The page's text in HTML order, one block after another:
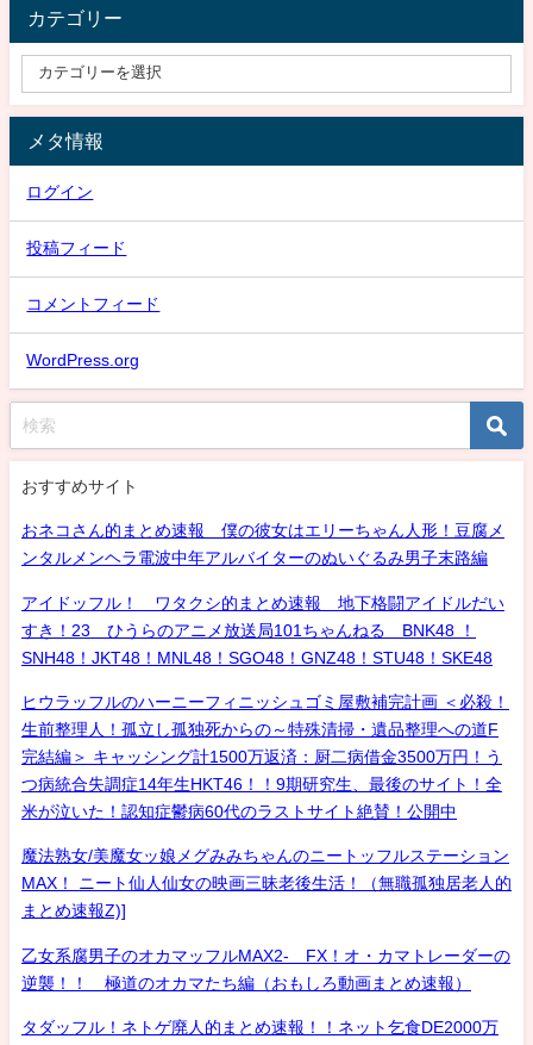
カテゴリー
メタ情報
ログイン
投稿フィード
コメントフィード
WordPress.org
おすすめサイト
おネコさん的まとめ速報 僕の彼女はエリーちゃん人形！豆腐メ
ンタルメンヘラ電波中年アルバイターのぬいぐるみ男子末路編
アイドッフル！ ワタクシ的まとめ速報 地下格闘アイドルだい
すき！23 ひうらのアニメ放送局101ちゃんねる BNK48 ！
SNH48！JKT48！MNL48！SGO48！GNZ48！STU48！SKE48
ヒウラッフルのハーニーフィニッシュゴミ屋敷補完計画 ＜必殺！
生前整理人！孤立し孤独死からの～特殊清掃・遺品整理への道F
完結編＞ キャッシング計1500万返済：厨二病借金3500万円！う
つ病統合失調症14年生HKT46！！9期研究生、最後のサイト！全
米が泣いた！認知症鬱病60代のラストサイト絶賛！公開中
魔法熟女/美魔女ッ娘メグみみちゃんのニートッフルステーション
MAX！ ニート仙人仙女の映画三昧老後生活！（無職孤独居老人的
まとめ速報Z)]
乙女系腐男子のオカマッフルMAX2- FX！オ・カマトレーダーの
逆襲！！ 極道のオカマたち編（おもしろ動画まとめ速報）
タダッフル！ネトゲ廃人的まとめ速報！！ネット乞食DE2000万